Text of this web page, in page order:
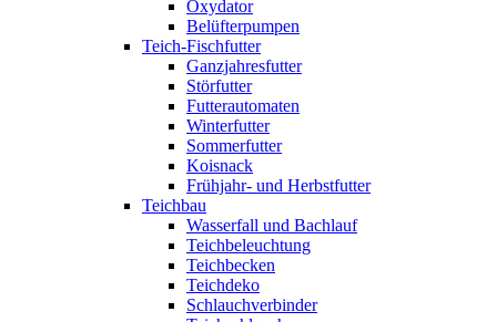
Oxydator
Belüfterpumpen
Teich-Fischfutter
Ganzjahresfutter
Störfutter
Futterautomaten
Winterfutter
Sommerfutter
Koisnack
Frühjahr- und Herbstfutter
Teichbau
Wasserfall und Bachlauf
Teichbeleuchtung
Teichbecken
Teichdeko
Schlauchverbinder